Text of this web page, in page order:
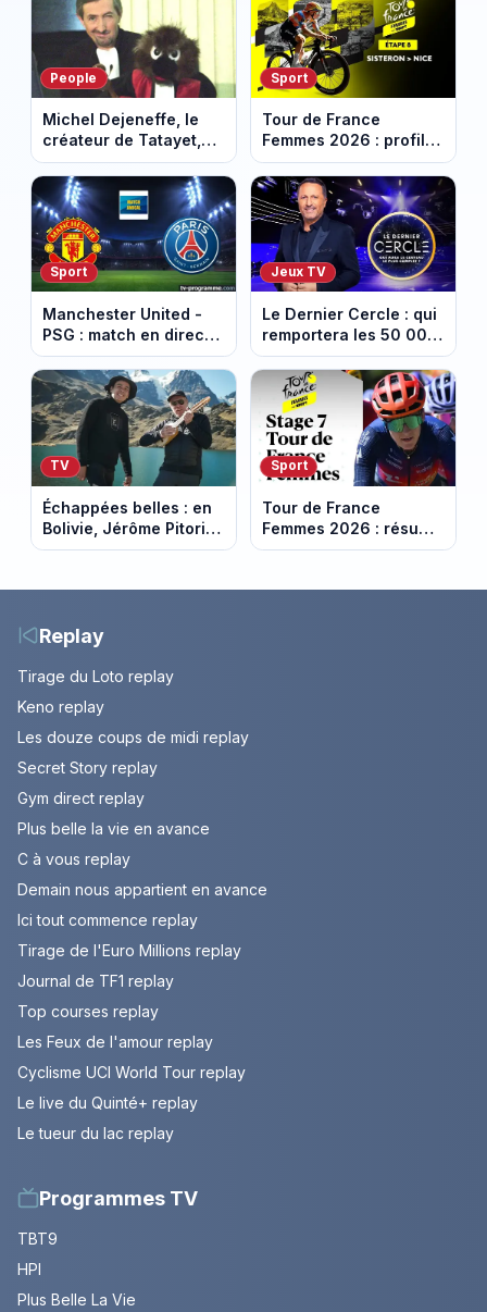
People
Michel Dejeneffe, le
créateur de Tatayet,
est mort à 77 ans
Sport
Tour de France
Femmes 2026 : profil
et horaires de la 8e
étape entre Sisteron et
Nice
Sport
Manchester United -
PSG : match en direct
sur beIN Sports 1 à
17h00
Jeux TV
Le Dernier Cercle : qui
remportera les 50 000
euros face aux
personnalités ?
TV
Échappées belles : en
Bolivie, Jérôme Pitorin
découvre un pays où
mérite
Sport
Tour de France
Femmes 2026 : résumé
vidéo de la 7e étape
Mont Ventoux
Replay
Tirage du Loto replay
Keno replay
Les douze coups de midi replay
Secret Story replay
Gym direct replay
Plus belle la vie en avance
C à vous replay
Demain nous appartient en avance
Ici tout commence replay
Tirage de l'Euro Millions replay
Journal de TF1 replay
Top courses replay
Les Feux de l'amour replay
Cyclisme UCI World Tour replay
Le live du Quinté+ replay
Le tueur du lac replay
Programmes TV
TBT9
HPI
Plus Belle La Vie